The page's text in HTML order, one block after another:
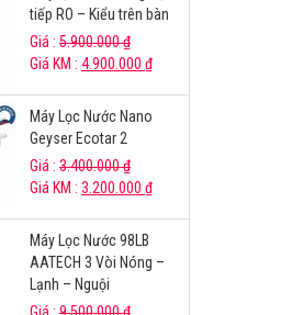
tiếp RO – Kiểu trên bàn
Giá : 5.900.000₫
Giá KM : 4.900.000 ₫
Máy Lọc Nước Nano
Geyser Ecotar 2
Giá : 3.400.000₫
Giá KM : 3.200.000 ₫
Máy Lọc Nước 98LB
AATECH 3 Vòi Nóng –
Lạnh – Nguội